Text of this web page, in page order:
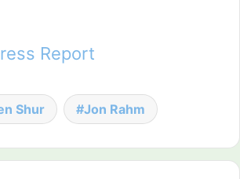
Report
Shur Jon Rahm